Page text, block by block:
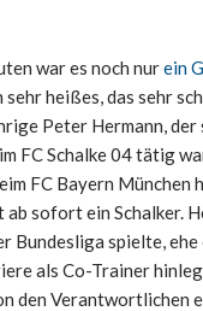
war es noch nurein
sehr heißes, das sehr
Peter Hermann,
FC Schalke 04 tätig
FC Bayern München
sofort ein Schalker.
Bundesliga spielte,
als Co-Trainer
den Verantwortlichen